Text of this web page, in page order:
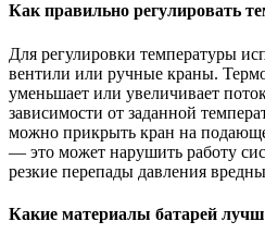
Как правильно регулировать
Для регулировки температуры
вентили или ручные краны.
уменьшает или увеличивает
зависимости от заданной
можно прикрыть кран на
— это может нарушить работу
резкие перепады давления
Какие материалы батарей